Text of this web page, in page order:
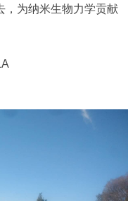
，为纳米生物力学贡献